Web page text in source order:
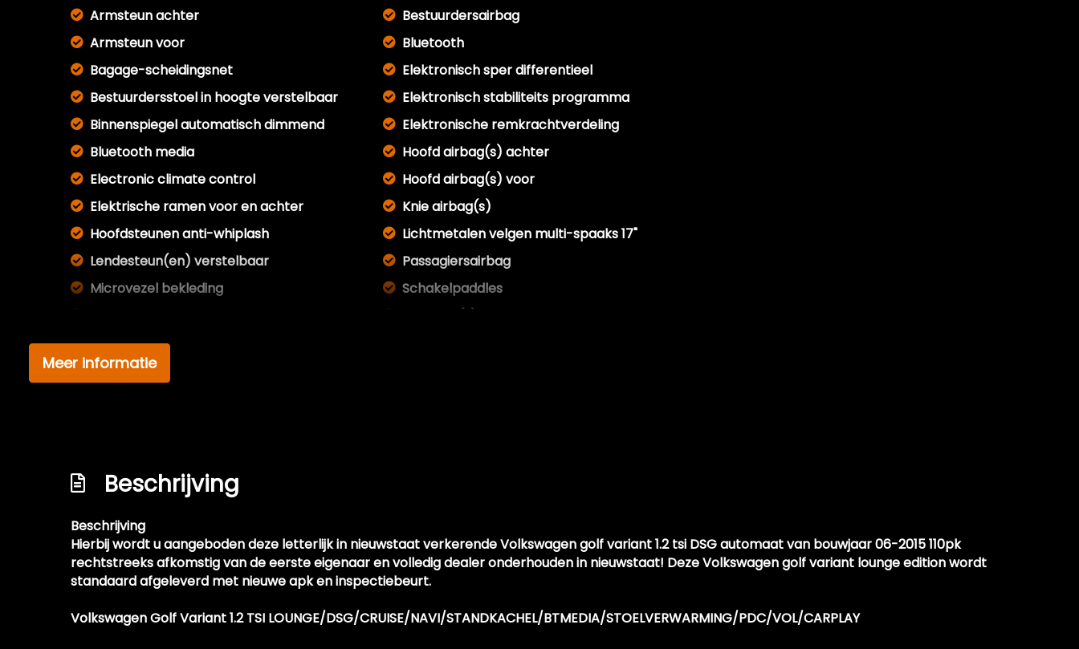
Armsteun achter
Armsteun voor
Bagage-scheidingsnet
Bestuurdersstoel in hoogte verstelbaar
Binnenspiegel automatisch dimmend
Bluetooth media
Electronic climate control
Elektrische ramen voor en achter
Hoofdsteunen anti-whiplash
Lendesteun(en) verstelbaar
Microvezel bekleding
Passagiersstoel in hoogte verstelbaar
Sportstoelen
Stuurbekrachtiging
Voorstoelen verwarmd
Bestuurdersairbag
Bluetooth
Elektronisch sper differentieel
Elektronisch stabiliteits programma
Elektronische remkrachtverdeling
Hoofd airbag(s) achter
Hoofd airbag(s) voor
Knie airbag(s)
Lichtmetalen velgen multi-spaaks 17"
Passagiersairbag
Schakelpaddles
Dakspoiler
Dimlichten automatisch
Koplampreiniging
Meer informatie
Beschrijving
Beschrijving
Hierbij wordt u aangeboden deze letterlijk in nieuwstaat verkerende Volkswagen golf variant 1.2 tsi DSG automaat van bouwjaar 06-2015 110pk
rechtstreeks afkomstig van de eerste eigenaar en volledig dealer onderhouden in nieuwstaat! Deze Volkswagen golf variant lounge edition wordt
standaard afgeleverd met nieuwe apk en inspectiebeurt.
Volkswagen Golf Variant 1.2 TSI LOUNGE/DSG/CRUISE/NAVI/STANDKACHEL/BTMEDIA/STOELVERWARMING/PDC/VOL/CARPLAY